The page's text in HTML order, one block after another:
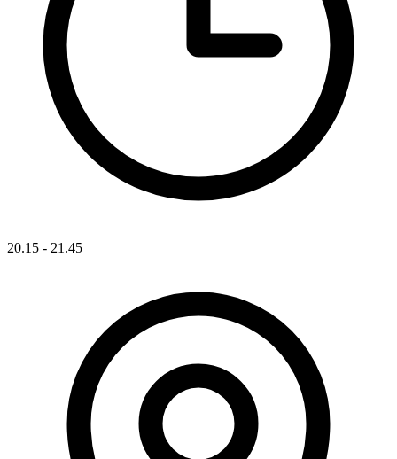
20.15 - 21.45